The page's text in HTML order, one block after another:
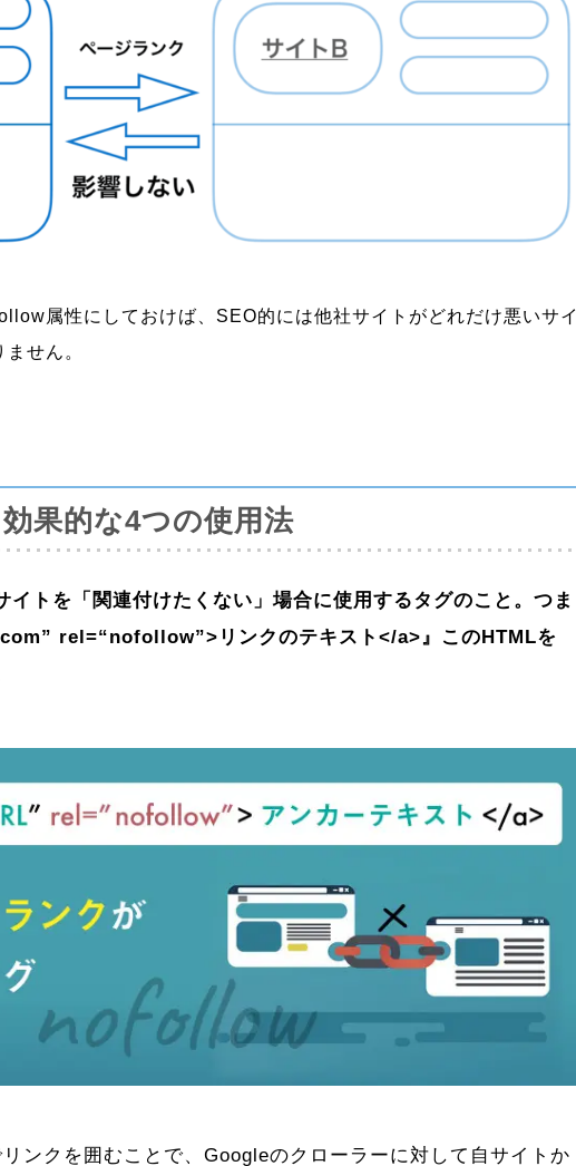
属性にしておけば、SEO的には他社サイトがどれだけ悪いサイ
せん。
果的な4つの使用法
トを「関連付けたくない」場合に使用するタグのこと。つま
rel =“nofollow”> リンクのテキスト </a>』このHTMLを
ンクを囲むことで、Googleのクローラーに対して自サイトか